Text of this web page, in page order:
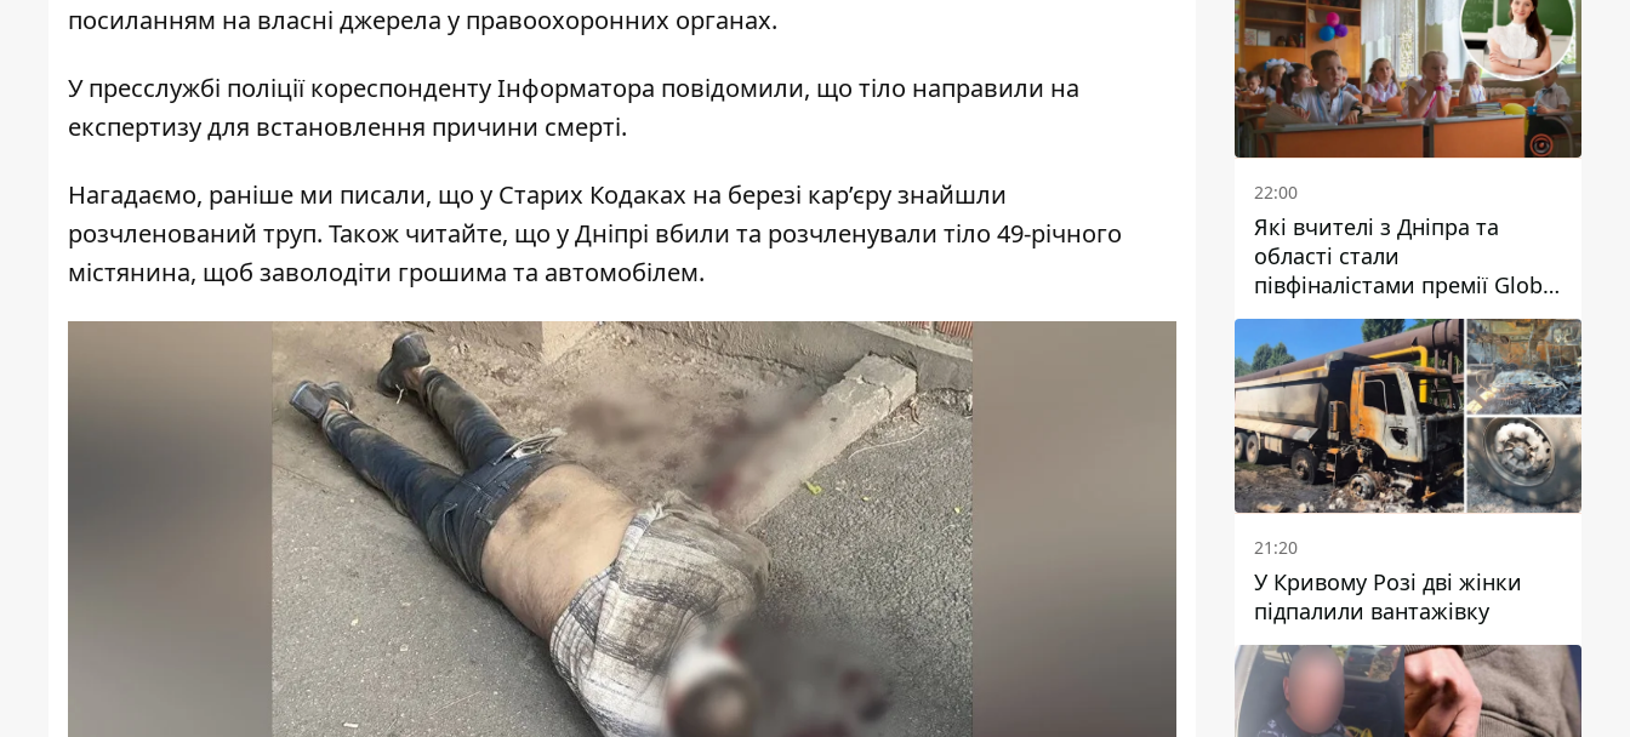
посиланням на власні джерела у правоохоронних органах.
У пресслужбі поліції кореспонденту Інформатора повідомили, що тіло направили на
експертизу для встановлення причини смерті.
Нагадаємо, раніше ми писали, що у Старих Кодаках на березі кар’єру знайшли
розчленований труп. Також читайте, що у Дніпрі вбили та розчленували тіло 49-річного
містянина, щоб заволодіти грошима та автомобілем.
22:00
Які вчителі з Дніпра та
області стали
півфіналістами премії Global
Teacher Prize Ukraine 2026
21:20
У Кривому Розі дві жінки
підпалили вантажівку